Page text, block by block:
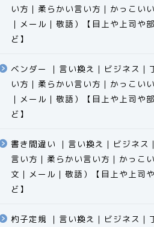
い方｜柔らかい言い方｜かっこい
｜メール｜敬語）【目上や上司や
ど】​​​​​​​​​​​​​​​​
ベンダー ｜言い換え｜ビジネス｜
い方｜柔らかい言い方｜かっこい
｜メール｜敬語）【目上や上司や
ど】​​​​​​​​​​​​​​​​
書き間違い ｜言い換え｜ビジネス
言い方｜柔らかい言い方｜かっこ
文｜メール｜敬語）【目上や上司
ど】​​​​​​​​​​​​​​​​
杓子定規 ｜言い換え｜ビジネス｜